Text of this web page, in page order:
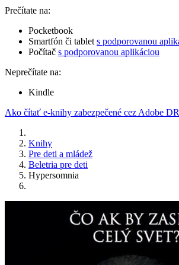
Prečítate na:
Pocketbook
Smartfón či tablet s podporovanou
Počítač s podporovanou aplikáciou
Neprečítate na:
Kindle
Ako čítať e-knihy zabezpečené cez Adobe
Knihy
Pre deti a mládež
Beletria pre deti
Hypersomnia